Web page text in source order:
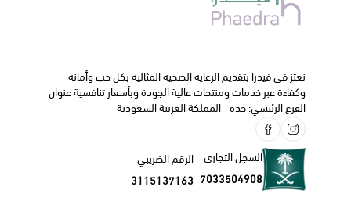
مرات يوميا.
ننصحك دائما بالتواصل مع طبيبك الخاص أو الصيدلي قبل البدء
نعتز في فيدرا بتقديم الرعاية الصحية المثالية بكل حب وأمانة
وكفاءة عبر خدمات ومنتجات عالية الجودة وبأسعار تنافسية عنوان
الفرع الرئيسي: جدة - المملكة العربية السعودية
السجل التجاري
7033504908
الرقم الضريبي
3115137163